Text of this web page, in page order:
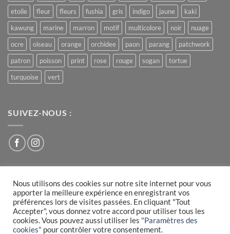
etoile
fleur fleurs fushia gris indigo jaune
kaki
kawung
marine marron motif multicolore noir
nuage
ocre
oiseau orange orchidee paon parang
patchwork
patron
poisson print rose rouge sogan
tortue
turquoise
vert
SUIVEZ-NOUS :
Visa PayPal MasterCard
PLAN DU SITE
CONDITIONS GÉNÉRALES DE VENTE
MENTIONS LÉGALES
COOKIES
› réalisé parl'agence Webrush
Nous utilisons des cookies sur notre site internet pour vous
apporter la meilleure expérience en enregistrant vos
préférences lors de visites passées. En cliquant "Tout
Accepter", vous donnez votre accord pour utiliser tous les
cookies. Vous pouvez aussi utiliser les "Paramètres des
cookies" pour contrôler votre consentement.